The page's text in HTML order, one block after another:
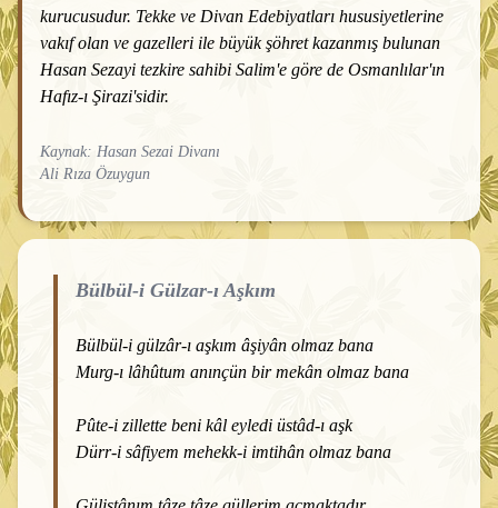
kurucusudur. Tekke ve Divan Edebiyatları hususiyetlerine
vakıf olan ve gazelleri ile büyük şöhret kazanmış bulunan
Hasan Sezayi tezkire sahibi Salim'e göre de Osmanlılar'ın
Hafız-ı Şirazi'sidir.
Kaynak: Hasan Sezai Divanı
Ali Rıza Özuygun
Bülbül-i Gülzar-ı Aşkım
Bülbül-i gülzâr-ı aşkım âşiyân olmaz bana
Murg-ı lâhûtum anınçün bir mekân olmaz bana
Pûte-i zillette beni kâl eyledi üstâd-ı aşk
Dürr-i sâfiyem mehekk-i imtihân olmaz bana